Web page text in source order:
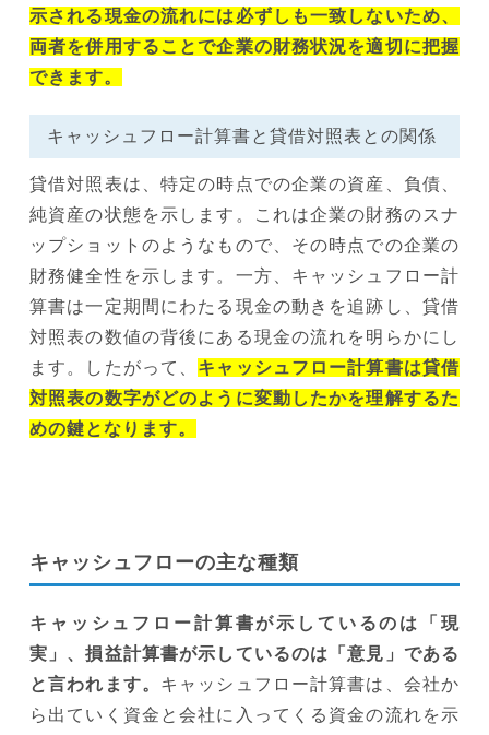
示される現金の流れには必ずしも一致しないため、
両者を併用することで企業の財務状況を適切に把握
できます。
キャッシュフロー計算書と貸借対照表との関係
貸借対照表は、特定の時点での企業の資産、負債、
純資産の状態を示します。これは企業の財務のスナ
ップショットのようなもので、その時点での企業の
財務健全性を示します。一方、キャッシュフロー計
算書は一定期間にわたる現金の動きを追跡し、貸借
対照表の数値の背後にある現金の流れを明らかにし
ます。したがって、 キャッシュフロー計算書は貸借
対照表の数字がどのように変動したかを理解するた
めの鍵となります。
キャッシュフローの主な種類
キャッシュフロー計算書が示しているのは「現
実」、損益計算書が示しているのは「意見」である
と言われます。 キャッシュフロー計算書は、会社か
ら出ていく資金と会社に入ってくる資金の流れを示